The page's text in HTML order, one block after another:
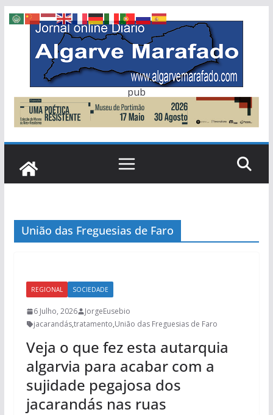
Skip
content
pub
União das Freguesias de Faro
REGIONAL SOCIEDADE
6 Julho, 2026
JorgeEusebio
jacarandás,tratamento,União das Freguesias de Faro
Veja o que fez esta autarquia
algarvia para acabar com a
sujidade pegajosa dos
jacarandás nas ruas